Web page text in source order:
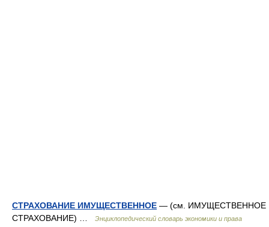
СТРАХОВАНИЕ ИМУЩЕСТВЕННОЕ — (см. ИМУЩЕСТВЕННОЕ
СТРАХОВАНИЕ) …
Энциклопедический словарь экономики и права